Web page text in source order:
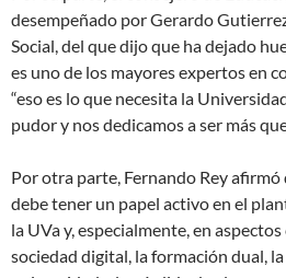
desempeñado por Gerardo
Social, del que dijo que ha dejado
es uno de los mayores expertos en
“eso es lo que necesita la
pudor y nos dedicamos a ser más
Por otra parte, Fernando Rey afirmó
debe tener un papel activo en el
la UVa y, especialmente, en
sociedad digital, la formación dual,